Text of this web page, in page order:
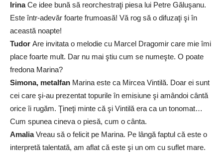
IrinaCe idee bună să reorchestraţi piesa lui Petre Găluşanu.
Este într-adevăr foarte frumoasă! Vă rog să o difuzaţi şi în
această noapte!
Tudor Are invitata o melodie cu Marcel Dragomir care mie îmi
place foarte mult. Dar nu mai ştiu cum se numeşte. O poate
fredona Marina?
Simona, metalfan Marina este ca Mircea Vintilă. Doar ei sunt
cei care şi-au prezentat topurile în emisiune şi amândoi cântă
orice îi rugăm. Ţineţi minte că şi Vintilă era ca un tonomat…
Cum spunea cineva o piesă, cum o cânta.
AmaliaVreau să o felicit pe Marina. Pe lângă faptul că este o
interpretă talentată, am aflat că este şi un om cu suflet mare.